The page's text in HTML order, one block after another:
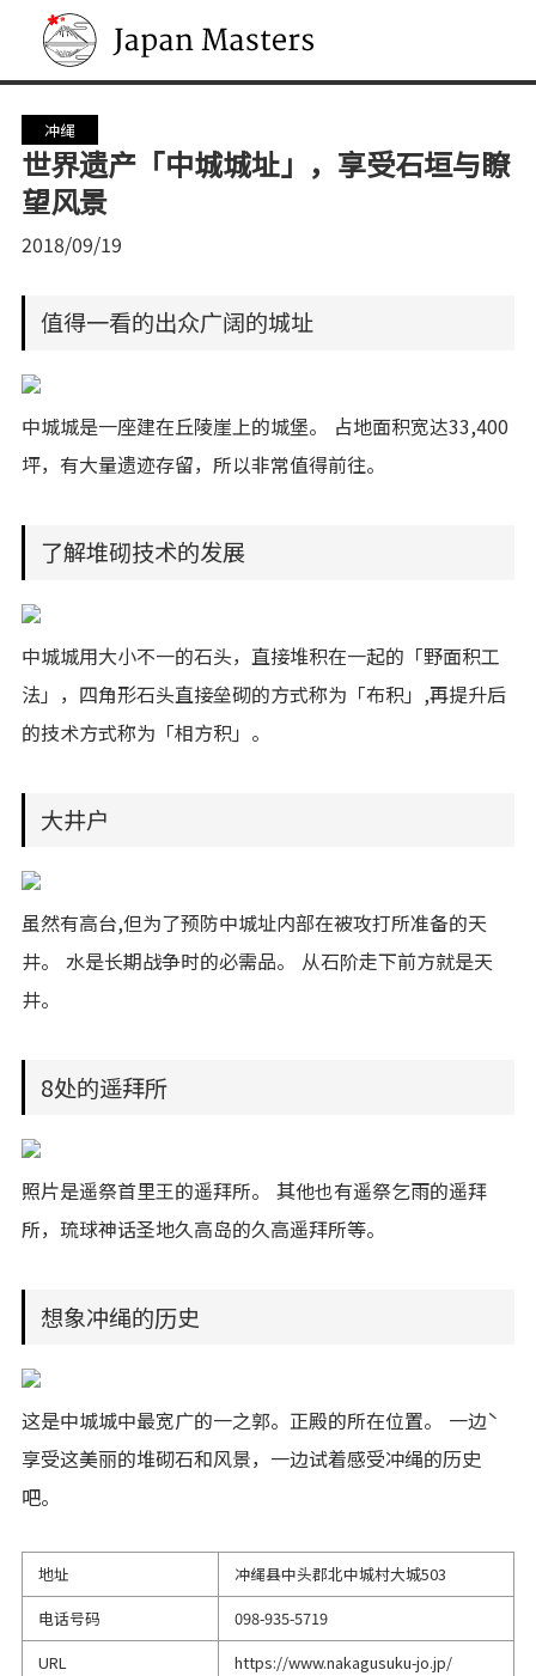
Japan Masters
冲绳
世界遗产「中城城址」，享受石垣与瞭
望风景
2018/09/19
值得一看的出众广阔的城址
中城城是一座建在丘陵崖上的城堡。 占地面积宽达33,400
坪，有大量遗迹存留，所以非常值得前往。
了解堆砌技术的发展
中城城用大小不一的石头，直接堆积在一起的「野面积工
法」，四角形石头直接垒砌的方式称为「布积」,再提升后
的技术方式称为「相方积」。
大井户
虽然有高台,但为了预防中城址内部在被攻打所准备的天
井。 水是长期战争时的必需品。 从石阶走下前方就是天
井。
8处的遥拜所
照片是遥祭首里王的遥拜所。 其他也有遥祭乞雨的遥拜
所，琉球神话圣地久高岛的久高遥拜所等。
想象冲绳的历史
这是中城城中最宽广的一之郭。正殿的所在位置。 一边ˋ
享受这美丽的堆砌石和风景，一边试着感受冲绳的历史
吧。
地址
冲绳县中头郡北中城村大城503
电话号码
098-935-5719
URL
https://www.nakagusuku-jo.jp/